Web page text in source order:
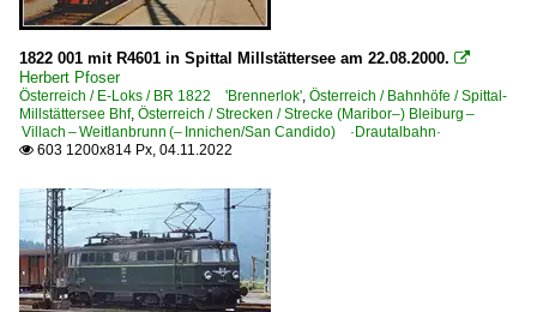
1822 001 mit R4601 in Spittal Millstättersee am 22.08.2000. 
Herbert Pfoser
Österreich / E-Loks / BR 1822 'Brennerlok', Österreich / Bahnhöfe / Spittal-
Millstättersee Bhf, Österreich / Strecken / Strecke (Maribor–) Bleiburg –
Villach – Weitlanbrunn (– Innichen/San Candido) ·Drautalbahn·
 603 1200x814 Px, 04.11.2022